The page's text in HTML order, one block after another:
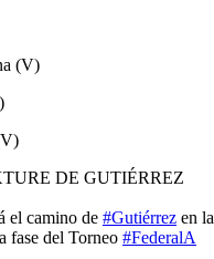
(V)
DE GUTIÉRREZ
el camino de #Gutiérrez en la
fase del Torneo #FederalA